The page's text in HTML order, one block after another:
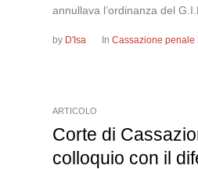
annullava l’ordinanza del
by D'Isa InCassazione penale
ARTICOLO
Corte di
colloquio con il